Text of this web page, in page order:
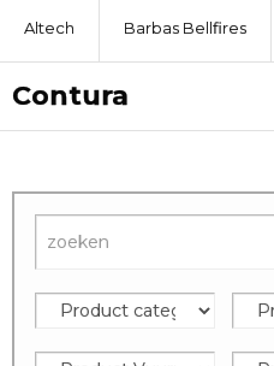
Altech Barbas Bellfires
Contura